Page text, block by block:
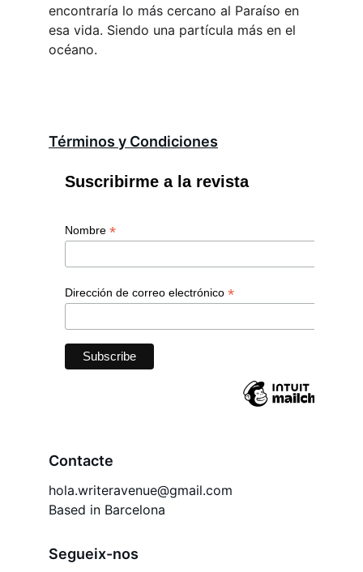
encontraría lo más cercano al Paraíso en
esa vida. Siendo una partícula más en el
océano.
Contacte
hola.writeravenue@gmail.com
Segueix-nos
Términos y Condiciones
Based in Barcelona